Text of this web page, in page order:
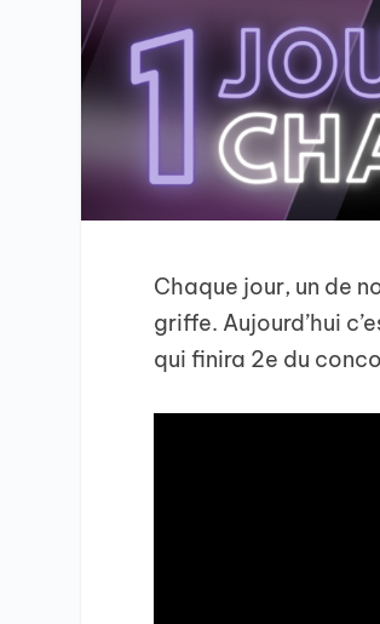
Chaque jour, un de
griffe. Aujourd’hui
qui finira 2e du